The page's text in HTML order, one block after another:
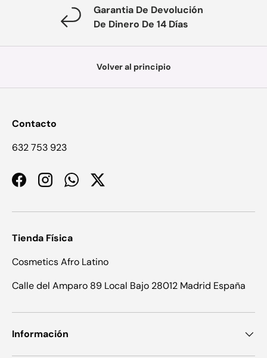
Garantia De Devolución
De Dinero De 14 Días
Volver al principio
Contacto
632 753 923
FacebookInstagramWhatsApp
Twitter
Tienda Física
Cosmetics Afro Latino
Calle del Amparo 89 Local Bajo 28012 Madrid España
Información